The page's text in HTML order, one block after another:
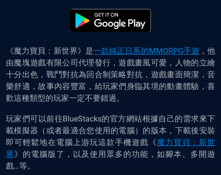
《魔力寶貝：新世界》是一款純正日系的MMORPG手遊 ，他
由魔塊遊戲有限公司代理發行，遊戲畫風可愛，人物的立繪
十分出色，戰鬥對抗為回合制策略對抗，遊戲畫面簡潔，音
樂舒適，故事內容豐富，給玩家們身臨其境的動畫體驗，喜
歡這種類型的玩家一定不要錯過。
玩家們可以前往BlueStacks的官方網站根據自己的需求來下
載模擬器（或者最適合您使用的電腦）的版本，下載後安裝
即可輕鬆地在電腦上游玩這款手機遊戲《魔力寶貝：新世
界》的電腦版了 ，以及使用眾多的功能，如腳本、多開遊
戲…等。